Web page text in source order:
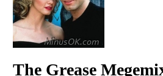
The Grease